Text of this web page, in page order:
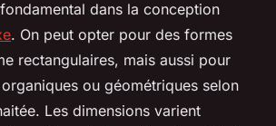
dans la conception
. On peut opter pour des formes
rectangulaires, mais aussi pour
ou géométriques selon
Les dimensions varient